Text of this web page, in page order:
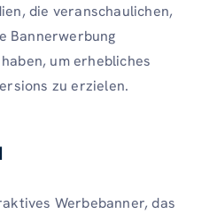
die veranschaulichen,
Bannerwerbung
um erhebliches
zu erzielen.
Werbebanner, das